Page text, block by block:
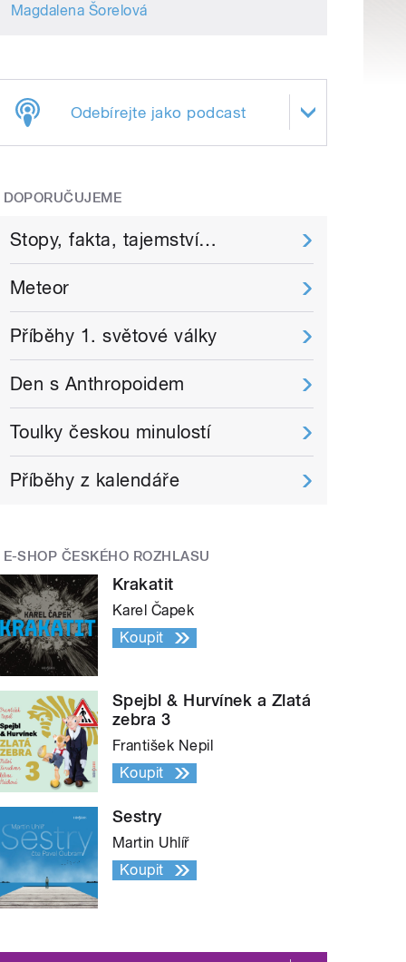
Magdalena Šorelová
Odebírejte jako podcast
DOPORUČUJEME
Stopy, fakta, tajemství…
Meteor
Příběhy 1. světové války
Den s Anthropoidem
Toulky českou minulostí
Příběhy z kalendáře
E-SHOP ČESKÉHO ROZHLASU
Krakatit
Karel Čapek
Koupit
Spejbl & Hurvínek a Zlatá
zebra 3
František Nepil
Koupit
Sestry
Martin Uhlíř
Koupit